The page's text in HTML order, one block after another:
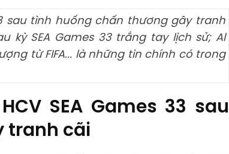
sau tình huống chấn thương gây tranh
kỳ SEA Games 33 trắng tay lịch sử; Al
từ FIFA... là những tin chính có trong
SEA Games 33 sau
tranh cãi